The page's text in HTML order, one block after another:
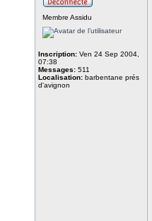
Membre Assidu
Inscription: Ven 24 Sep 2004,
07:38
Messages: 511
Localisation: barbentane prés
d'avignon